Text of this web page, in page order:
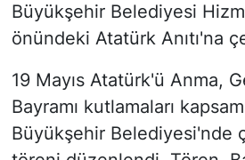
Büyükşehir Belediyesi
önündeki Atatürk Anıtı'na
19 Mayıs Atatürk'ü Anma,
Bayramı kutlamaları
Büyükşehir Belediyesi'nde